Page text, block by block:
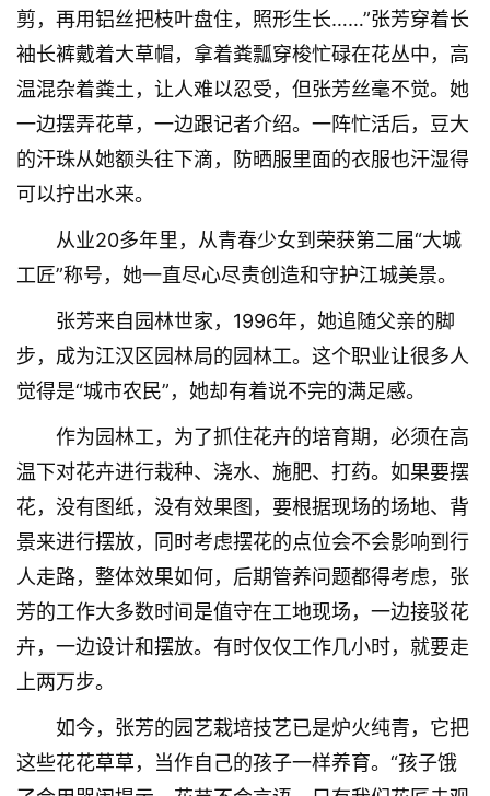
剪，再用铝丝把枝叶盘住，照形生长……”张芳穿着长
袖长裤戴着大草帽，拿着粪瓢穿梭忙碌在花丛中，高
温混杂着粪土，让人难以忍受，但张芳丝毫不觉。她
一边摆弄花草，一边跟记者介绍。一阵忙活后，豆大
的汗珠从她额头往下滴，防晒服里面的衣服也汗湿得
可以拧出水来。
从业20多年里，从青春少女到荣获第二届“大城
工匠”称号，她一直尽心尽责创造和守护江城美景。
张芳来自园林世家，1996年，她追随父亲的脚
步，成为江汉区园林局的园林工。这个职业让很多人
觉得是“城市农民”，她却有着说不完的满足感。
作为园林工，为了抓住花卉的培育期，必须在高
温下对花卉进行栽种、浇水、施肥、打药。如果要摆
花，没有图纸，没有效果图，要根据现场的场地、背
景来进行摆放，同时考虑摆花的点位会不会影响到行
人走路，整体效果如何，后期管养问题都得考虑，张
芳的工作大多数时间是值守在工地现场，一边接驳花
卉，一边设计和摆放。有时仅仅工作几小时，就要走
上两万步。
如今，张芳的园艺栽培技艺已是炉火纯青，它把
这些花花草草，当作自己的孩子一样养育。“孩子饿